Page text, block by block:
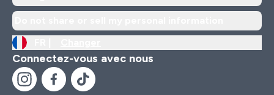
Connectez-vous avec nous